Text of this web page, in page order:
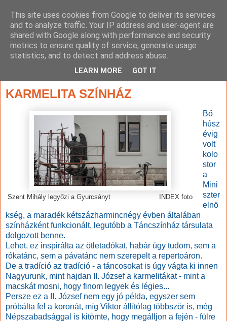
KARMELITA SZÍNHÁZ
Szent Mihály legyőzi a Gyurcsányt INDEX foto
Bő
húsz
évig
volt
kolo
stor
a
Mini
szter
elnö
kség, a maradék kétszázharmincnégy évben általában
színházként funkcionált, legutóbb a Táncszínház társulata
dolgozott benne.
Lehet, ez inspirálta az ötletadókat, habár úgy tudom, sem a
rókatánc, sem a pávatánc nem szerepelt a repertoáron.
De a tradíció az tradíció - a táncosokat is úgy vágta ki innen
Nagyurunk, mint hajdan II. József a karmelitákat - mint a
macskát mosni, hogy finom legyek és légies...
Persze ez a II. József nem egy jó példa, egyszer sem
próbálta fel a koronát, míg Viktor állítólag többször is, még
Népszabadsággal is kitömte, hogy megálljon a fején - fülre
This site uses cookies from Google to deliver its services
and to analyze traffic. Your IP address and user-agent are
shared with Google along with performance and security
metrics to ensure quality of service, generate usage
statistics, and to detect and address abuse.
LEARN MORE GOT IT